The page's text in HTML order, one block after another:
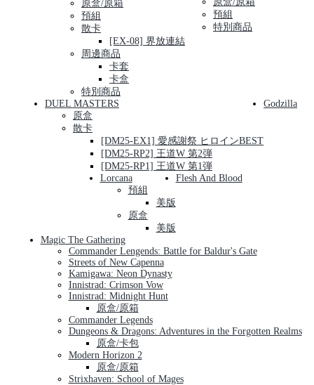
原盒/原箱
預組
散卡
[EX-08] 界放連結
周邊商品
卡套
卡盒
特別商品
預組
特別商品
DUEL MASTERS
原盒
散卡
[DM25-EX1] 愛感謝祭 ヒロインBEST
[DM25-RP2] 王道W 第2弾
[DM25-RP1] 王道W 第1弾
Godzilla
Lorcana
預組
美版
原盒
美版
Flesh And Blood
Magic The Gathering
Commander Lengends: Battle for Baldur's Gate
Streets of New Capenna
Kamigawa: Neon Dynasty
Innistrad: Crimson Vow
Innistrad: Midnight Hunt
原盒/原箱
Commander Legends
Dungeons & Dragons: Adventures in the Forgotten Realms
原盒/卡包
Modern Horizon 2
原盒/原箱
Strixhaven: School of Mages